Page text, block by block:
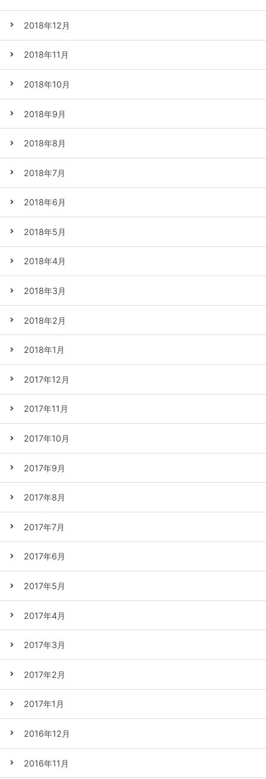
2018年12月
2018年11月
2018年10月
2018年9月
2018年8月
2018年7月
2018年6月
2018年5月
2018年4月
2018年3月
2018年2月
2018年1月
2017年12月
2017年11月
2017年10月
2017年9月
2017年8月
2017年7月
2017年6月
2017年5月
2017年4月
2017年3月
2017年2月
2017年1月
2016年12月
2016年11月